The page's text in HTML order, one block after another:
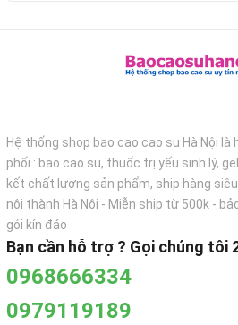
Hệ thống shop bao cao cao su Hà Nội
phối : bao cao su, thuốc trị yếu sinh lý,
kết chất lượng sản phẩm, ship hàng
nội thành Hà Nội - Miễn ship từ 500k -
gói kín đáo
Bạn cần hỗ trợ ? Gọi chúng tôi
0968666334
0979119189